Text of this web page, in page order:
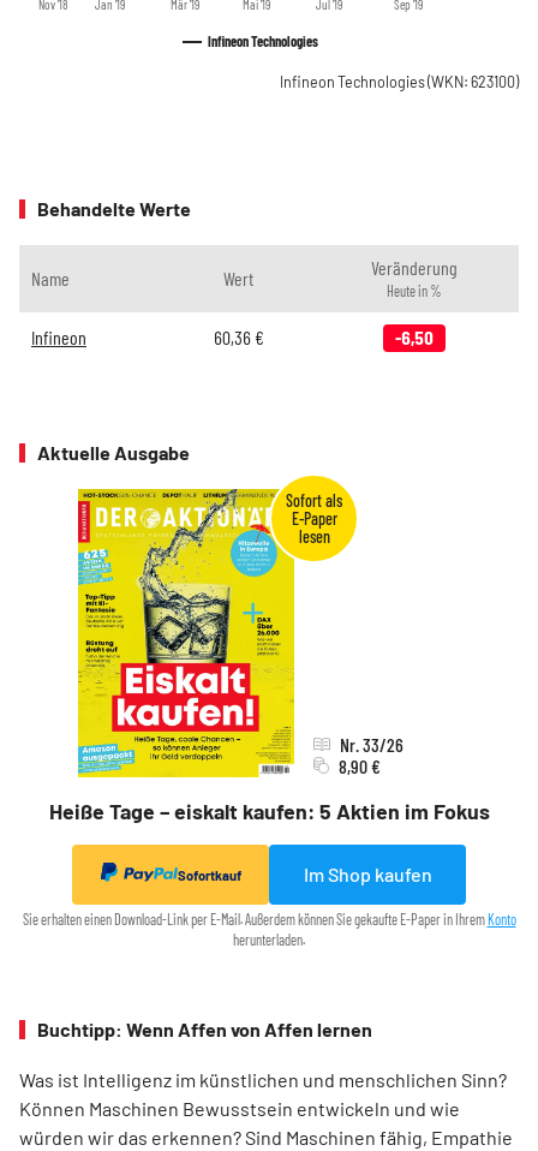
Infineon Technologies
Nov '18 Jan '19 Mär '19 Mai '19 Jul '19 Sep '19
Infineon Technologies(WKN: 623100)
Behandelte Werte
Name Wert Veränderung
Heute in %
Infineon 60,36€ -6,50
Aktuelle Ausgabe
Heiße Tage – eiskalt kaufen: 5 Aktien im Fokus
Nr. 33/26
8,90 €
Sofortkauf Im Shop kaufen
Sie erhalten einen Download-Link per E-Mail. Außerdem können Sie gekaufte E-Paper in Ihrem Konto
herunterladen.
Buchtipp: Wenn Affen von Affen lernen
Was ist Intelligenz im künstlichen und menschlichen Sinn?
Können Maschinen Bewusstsein entwickeln und wie
würden wir das erkennen? Sind Maschinen fähig, Empathie